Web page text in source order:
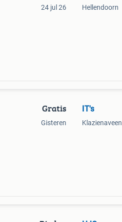
24 jul 26 Hellendoorn
Gratis
Gisteren
IT's
Klazienaveen